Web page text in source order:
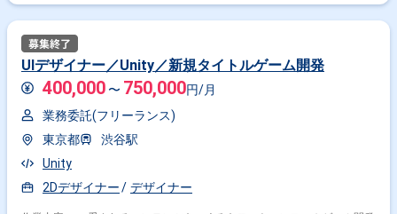
UIデザイナー／Unity／新規タイトルゲーム開発
400,000 〜 750,000円/月
業務委託(フリーランス)
東京都
渋谷駅
Unity
2Dデザイナー
デザイナー